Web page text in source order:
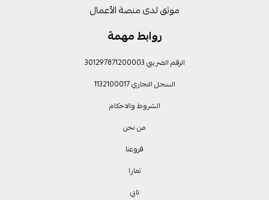
روابط مهمة
الرقم الضريبي 301297871200003
السجل التجاري 1132100017
الشروط والاحكام
من نحن
فروعنا
تمارا
تابي
موثق لدى منصة الأعمال